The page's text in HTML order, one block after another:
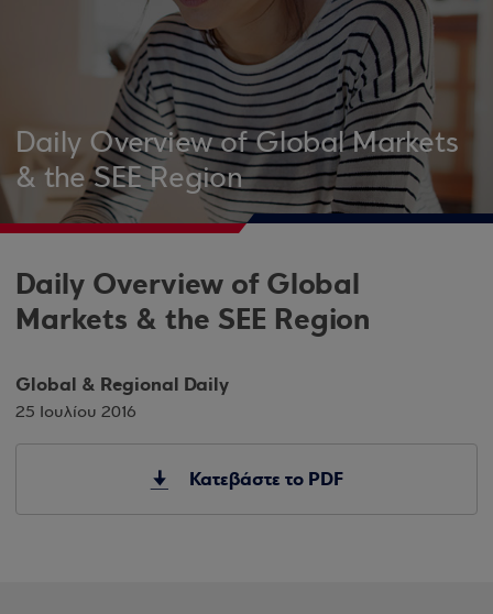
Daily Overview of Global Markets
& the SEE Region
Daily Overview of Global
Markets & the SEE Region
Global & Regional Daily
25 Ιουλίου 2016
Κατεβάστε το PDF